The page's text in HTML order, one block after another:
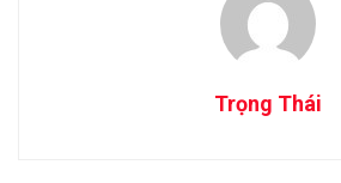
Trọng Thái